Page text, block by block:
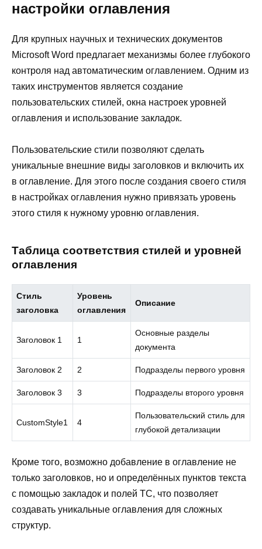
настройки оглавления
Для крупных научных и технических документов
Microsoft Word предлагает механизмы более глубокого
контроля над автоматическим оглавлением. Одним из
таких инструментов является создание
пользовательских стилей, окна настроек уровней
оглавления и использование закладок.
Пользовательские стили позволяют сделать
уникальные внешние виды заголовков и включить их
в оглавление. Для этого после создания своего стиля
в настройках оглавления нужно привязать уровень
этого стиля к нужному уровню оглавления.
Таблица соответствия стилей и уровней
оглавления
Стиль
заголовка
Уровень
оглавления
Описание
Заголовок 1 1
Основные разделы
документа
Заголовок 2 2 Подразделы первого уровня
Заголовок 3 3 Подразделы второго уровня
CustomStyle1 4
Пользовательский стиль для
глубокой детализации
Кроме того, возможно добавление в оглавление не
только заголовков, но и определённых пунктов текста
с помощью закладок и полей TC, что позволяет
создавать уникальные оглавления для сложных
структур.